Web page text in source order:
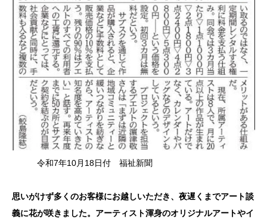
令和7年10月18日付 福祉新聞
思いがけず多くのお客様にお越しいただき、夜遅くまでアート談
義に花が咲きました。アーティスト渾身のオリジナルアートやイ